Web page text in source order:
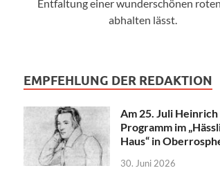
Entfaltung einer wunderschönen
abhalten lässt.
EMPFEHLUNG DER REDAKTION
Am 25. Juli
Programm im
Haus“ in
30. Juni 2026